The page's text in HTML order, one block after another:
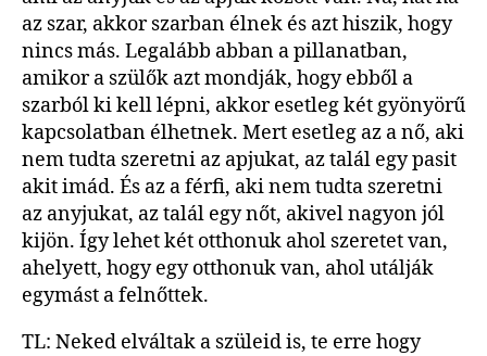
az szar, akkor szarban élnek és azt hiszik, hogy
nincs más. Legalább abban a pillanatban,
amikor a szülők azt mondják, hogy ebből a
szarból ki kell lépni, akkor esetleg két gyönyörű
kapcsolatban élhetnek. Mert esetleg az a nő, aki
nem tudta szeretni az apjukat, az talál egy pasit
akit imád. És az a férfi, aki nem tudta szeretni
az anyjukat, az talál egy nőt, akivel nagyon jól
kijön. Így lehet két otthonuk ahol szeretet van,
ahelyett, hogy egy otthonuk van, ahol utálják
egymást a felnőttek.
TL: Neked elváltak a szüleid is, te erre hogy